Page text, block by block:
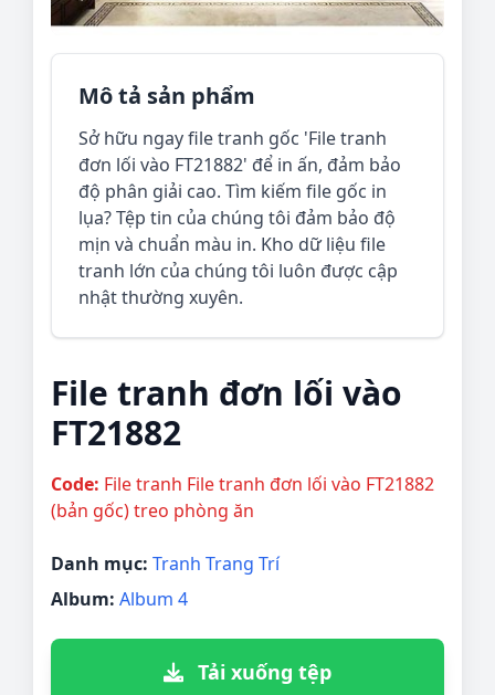
Mô tả sản phẩm
Sở hữu ngay file tranh gốc 'File tranh
đơn lối vào FT21882' để in ấn, đảm bảo
độ phân giải cao. Tìm kiếm file gốc in
lụa? Tệp tin của chúng tôi đảm bảo độ
mịn và chuẩn màu in. Kho dữ liệu file
tranh lớn của chúng tôi luôn được cập
nhật thường xuyên.
File tranh đơn lối vào
FT21882
Code: File tranh File tranh đơn lối vào FT21882
(bản gốc) treo phòng ăn
Danh mục: Tranh Trang Trí
Album: Album 4
Tải xuống tệp